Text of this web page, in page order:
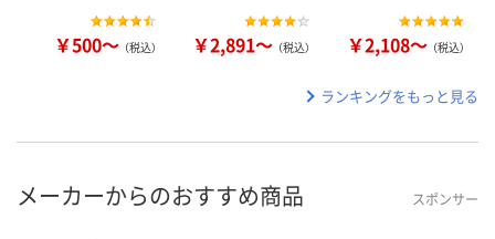
￥500～ （税込） ￥2,891～ （税込） ￥2,108～ （税込）
ランキングをもっと見る
メーカーからのおすすめ商品 スポンサー